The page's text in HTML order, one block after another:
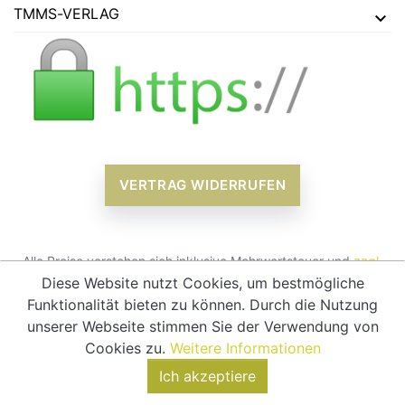
TMMS-VERLAG
VERTRAG WIDERRUFEN
Alle Preise verstehen sich inklusive Mehrwertsteuer undzzgl.
Versandkosten
© 2026 - tmms-verlag
Diese Website nutzt Cookies, um bestmögliche
Funktionalität bieten zu können. Durch die Nutzung
unserer Webseite stimmen Sie der Verwendung von
Cookies zu. Weitere Informationen
Ich akzeptiere